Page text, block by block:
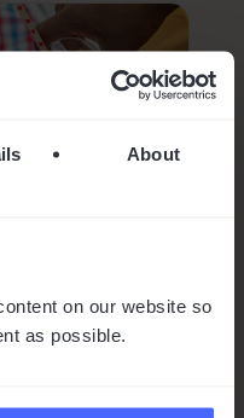
About
on our website so
as possible.